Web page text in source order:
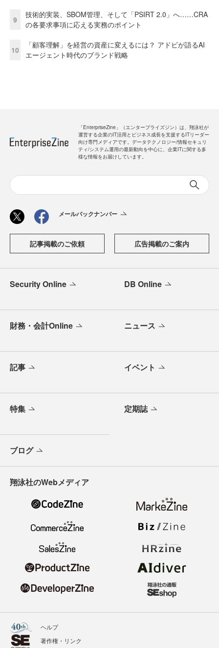
9
技術的実装、SBOM管理、そして「PSIRT 2.0」へ……CRA
の各要求事項に応える実務のポイント
10
「顧客理解」を経営の資産に変えるには？ アドビが語るAI
エージェント時代のブランド戦略
「EnterpriseZine」（エンタープライズジン）は、翔泳社が
運営する企業のIT活用とビジネス成長を支援するITリーダー
向け専門メディアです。データテクノロジー/情報セキュリ
ティ/システム運用の最新動向を中心に、企業ITに関する多
様な情報をお届けしています。
メールバックナンバー
記事掲載のご依頼 広告掲載のご案内
Security Online DB Online
財務・会計Online ニュース
記事 イベント
特集 定期誌
ブログ
翔泳社のWebメディア
ヘルプ
著作権・リンク